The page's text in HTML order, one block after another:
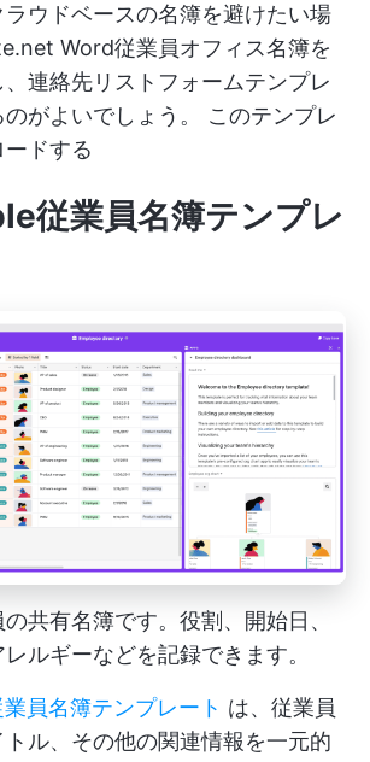
ウドベースの名簿を避けたい場
Word従業員オフィス名簿を
連絡先リストフォームテンプレ
がよいでしょう。 このテンプレ
ドする
従業員名簿テンプレ
共有名簿です。役割、開始日、
ルギーなどを記録できます。
員名簿テンプレート は、従業員
ル、その他の関連情報を一元的